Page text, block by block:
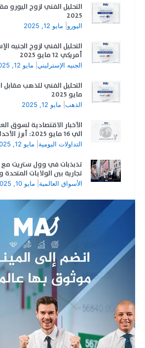
2025
اليورو مايو 12, 2025
التحليل الفني لزوج الجنيه
أمريكي 12 مايو 2025
الجنيه الإسترليني مايو 12, 2025
مايو 2025
الذهب مايو 12, 2025
الي 16 مايو 2025: أبرز الأحداث والتوقعات
التداولات اليومية مايو 12, 2025
تذبذبات في وول ستريت مع
تجارية بين الولايات المتحدة
الأسواق العالمية مايو 10, 2025